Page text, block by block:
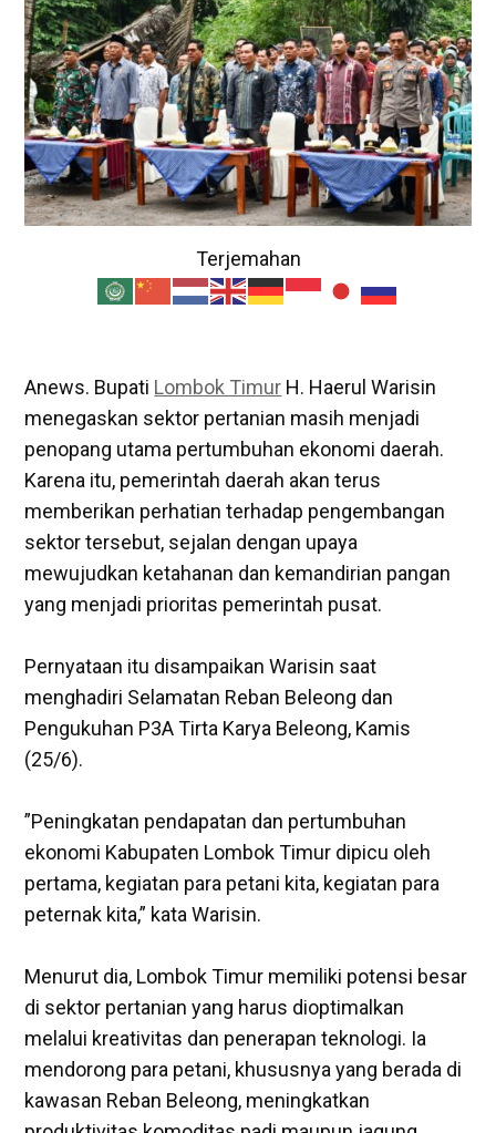
Terjemahan
Anews. Bupati Lombok Timur H. Haerul Warisin
menegaskan sektor pertanian masih menjadi
penopang utama pertumbuhan ekonomi daerah.
Karena itu, pemerintah daerah akan terus
memberikan perhatian terhadap pengembangan
sektor tersebut, sejalan dengan upaya
mewujudkan ketahanan dan kemandirian pangan
yang menjadi prioritas pemerintah pusat.
‎Pernyataan itu disampaikan Warisin saat
menghadiri Selamatan Reban Beleong dan
Pengukuhan P3A Tirta Karya Beleong, Kamis
(25/6).
‎”Peningkatan pendapatan dan pertumbuhan
ekonomi Kabupaten Lombok Timur dipicu oleh
pertama, kegiatan para petani kita, kegiatan para
peternak kita,” kata Warisin.
‎Menurut dia, Lombok Timur memiliki potensi besar
di sektor pertanian yang harus dioptimalkan
melalui kreativitas dan penerapan teknologi. Ia
mendorong para petani, khususnya yang berada di
kawasan Reban Beleong, meningkatkan